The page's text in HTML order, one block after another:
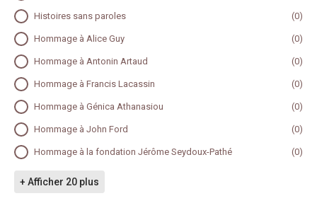
Histoires sans paroles (0)
Hommage à Alice Guy (0)
Hommage à Antonin Artaud (0)
Hommage à Francis Lacassin (0)
Hommage à Génica Athanasiou (0)
Hommage à John Ford (0)
Hommage à la fondation Jérôme Seydoux-Pathé (0)
+ Afficher 20 plus